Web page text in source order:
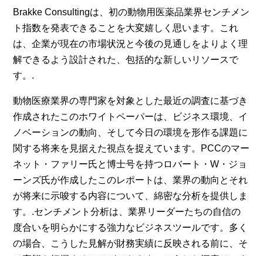
Brakke Consultingは、初の動物用医薬品業界センチメン
ト指数を発表できることを大変嬉しく思います。これ
は、企業が現在の市場状況と今後の見通しをよりよく理
解できるよう設計された、包括的な新しいリソースで
す。.
動物医療業界の専門家を対象とした最近の調査に基づき
作成されたこのホワイトペーパーは、ビジネス環境、イ
ノベーションの動向、そして今日の環境を形作る課題に
関する将来を見据えた視点を捉えています。PCCのマー
ネット・ファリー氏と博士号を持つロバート・W・ジョ
ーンズ氏が作成したこのレポートは、業界の動向とそれ
が将来に示唆する内容について、綿密な分析を提供しま
す。.センチメント分析は、業界リーダーたちの自信の
度合いを明らかにする強力なビジネスツールです。多く
の場合、こうした見解が財務実績に反映される前に、そ